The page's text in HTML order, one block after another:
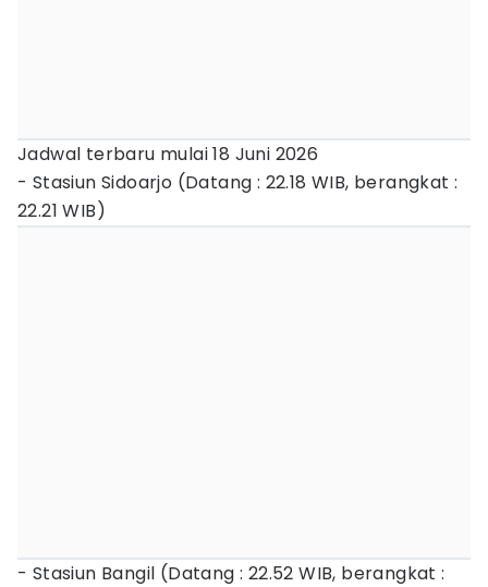
Jadwal terbaru mulai 18 Juni 2026
- Stasiun Sidoarjo (Datang : 22.18 WIB, berangkat :
22.21 WIB)
- Stasiun Bangil (Datang : 22.52 WIB, berangkat :